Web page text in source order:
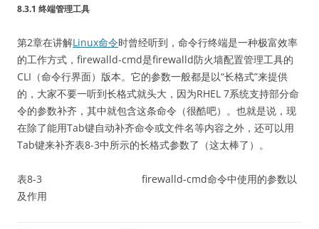
8.3.1 终端管理工具
第2章在讲解Linux命令时曾经听到，命令行终端是一种极富效率
的工作方式，firewalld-cmd是firewalld防火墙配置管理工具的
CLI（命令行界面）版本。它的参数一般都是以“长格式”来提供
的，大家不要一听到长格式就头大，因为RHEL 7系统支持部分命
令的参数补齐，其中就包含这条命令（很酷吧）。也就是说，现
在除了能用Tab键自动补齐命令或文件名等内容之外，还可以用
Tab键来补齐表8-3中所示的长格式参数了（这太棒了）。
表8-3 firewalld-cmd命令中使用的参数以
及作用